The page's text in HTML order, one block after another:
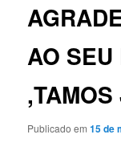
AO SEU
Publicado em15 de